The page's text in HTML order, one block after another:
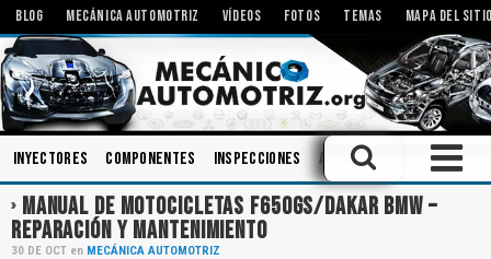
BLOG MECÁNICA AUTOMOTRIZ VÍDEOS FOTOS TEMAS MAPA DEL
Inyectores Componentes Inspecciones Aceites Sistemas de
MANUAL DE MOTOCICLETAS F650GS/DAKAR BMW –
REPARACIÓN Y MANTENIMIENTO
30 DE OCT en MECÁNICA AUTOMOTRIZ